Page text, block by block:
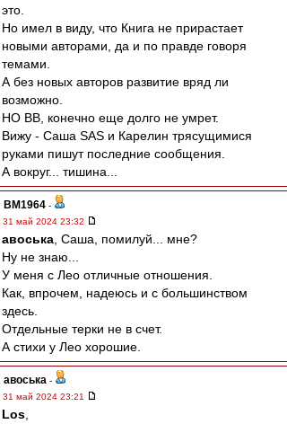
это.
Но имел в виду, что Книга не прирастает
новыми авторами, да и по правде говоря
темами.
А без новых авторов развитие вряд ли
возможно.
НО ВВ, конечно еще долго не умрет.
Вижу - Саша SAS и Карелин трясущимися
руками пишут последние сообщения.
А вокруг... тишина...
BM1964 -
31 май 2024 23:32
авоська , Саша, помилуй... мне?
Ну не знаю...
У меня с Лео отличные отношения.
Как, впрочем, надеюсь и с большинством
здесь.
Отдельные терки не в счет.
А стихи у Лео хорошие.
авоська -
31 май 2024 23:21
Los